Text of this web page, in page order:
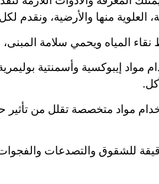
العلوية منها والأرضية، ونقدم
المياه ويحمي سلامة
مواد إيبوكسية وأسمنتية
مواد متخصصة تقلل من
للشقوق والتصدعات